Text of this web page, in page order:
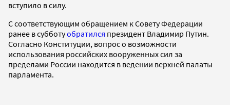
вступило в силу.
С соответствующим обращением к Совету Федерации
ранее в субботуобратился президент Владимир Путин.
Согласно Конституции, вопрос о возможности
использования российских вооруженных сил за
пределами России находится в ведении верхней палаты
парламента.